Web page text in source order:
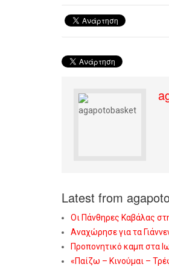
Latest from
Οι Πάνθηρες Καβάλας
Αναχώρησε για τα
Προπονητικό καμπ στα
«Παίζω – Κινούμαι –